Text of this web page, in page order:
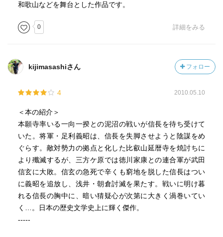
和歌山などを舞台とした作品です。
0 詳細をみる
kijimasashiさん フォロー
4 2010.05.10
＜本の紹介＞
本願寺率いる一向一揆との泥沼の戦いが信長を待ち受けて
いた。将軍・足利義昭は、信長を失脚させようと陰謀をめ
ぐらす。敵対勢力の拠点と化した比叡山延暦寺を焼討ちに
より殲滅するが、三方ケ原では徳川家康との連合軍が武田
信玄に大敗。信玄の急死で辛くも窮地を脱した信長はつい
に義昭を追放し、浅井・朝倉討滅を果たす。戦いに明け暮
れる信長の胸中に、暗い猜疑心が次第に大きく渦巻いてい
く…。日本の歴史文学史上に輝く傑作。
-----